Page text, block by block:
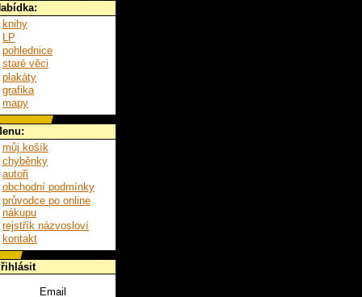
knihy
LP
pohlednice
staré věci
plakáty
grafika
mapy
můj košík
chyběnky
autoři
obchodní podmínky
průvodce po online
nákupu
rejstřík názvosloví
kontakt
Email